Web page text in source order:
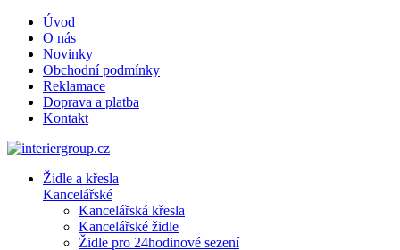
Úvod
O nás
Novinky
Obchodní podmínky
Reklamace
Doprava a platba
Kontakt
Židle a křesla
Kancelářské
Kancelářská křesla
Kancelářské židle
Židle pro 24hodinové sezení